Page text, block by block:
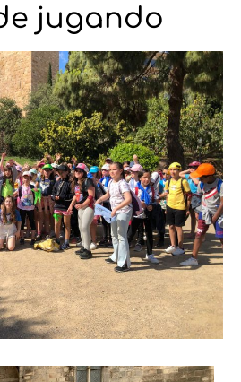
jugando